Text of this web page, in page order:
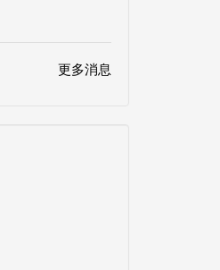
更多消息